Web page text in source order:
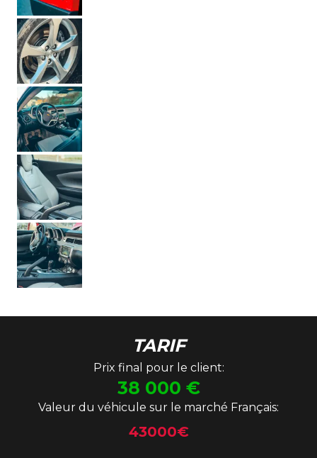
TARIF
Prix final pour le client:
38 000 €
Valeur du véhicule sur le marché Français:
43000€